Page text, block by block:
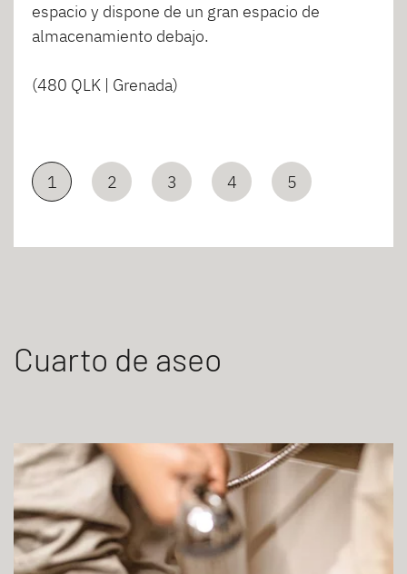
espacio y dispone de un gran espacio de
almacenamiento debajo.
(480 QLK | Grenada)
1 2 3 4 5
Cuarto de aseo